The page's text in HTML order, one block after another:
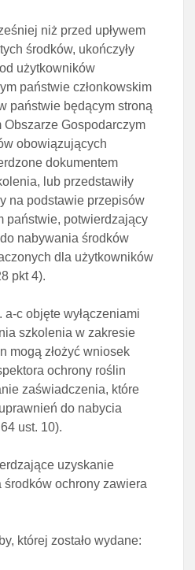
niż przed upływem
środków, ukończyły
użytkowników
państwie członkowskim
państwie będącym stroną
Gospodarczym
obowiązujących
dokumentem
lub przedstawiły
na podstawie przepisów
państwie, potwierdzający
nabywania środków
dla użytkowników
pkt 4).
a-c objęte wyłączeniami
szkolenia w zakresie
mogą złożyć wniosek
ochrony roślin
zaświadczenia, które
do nabycia
ust. 10).
uzyskanie
ochrony zawiera
której zostało wydane: